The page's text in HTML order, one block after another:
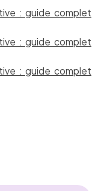
: guide complet
: guide complet
: guide complet